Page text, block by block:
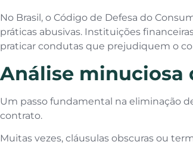
No Brasil, o Código de Defesa do
práticas abusivas. Instituições
praticar condutas que prejudiquem o
Análise minuciosa
Um passo fundamental na eliminação
contrato.
Muitas vezes, cláusulas obscuras ou